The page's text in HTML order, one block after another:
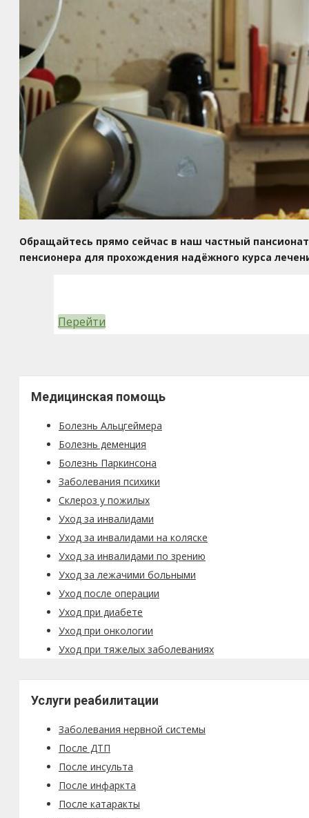
Обращайтесь прямо сейчас в наш частный
пенсионера для прохождения надёжного курса
Перейти
Медицинская помощь
Болезнь Альцгеймера
Болезнь деменция
Болезнь Паркинсона
Заболевания психики
Склероз у пожилых
Уход за инвалидами
Уход за инвалидами на коляске
Уход за инвалидами по зрению
Уход за лежачими больными
Уход после операции
Уход при диабете
Уход при онкологии
Уход при тяжелых заболеваниях
Услуги реабилитации
Заболевания нервной системы
После ДТП
После инсульта
После инфаркта
После катаракты